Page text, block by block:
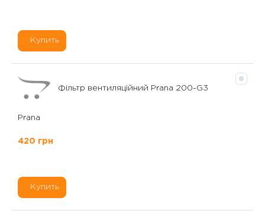
Купить
Фільтр вентиляційний Prana 200-G3
Prana
420 грн
Купить